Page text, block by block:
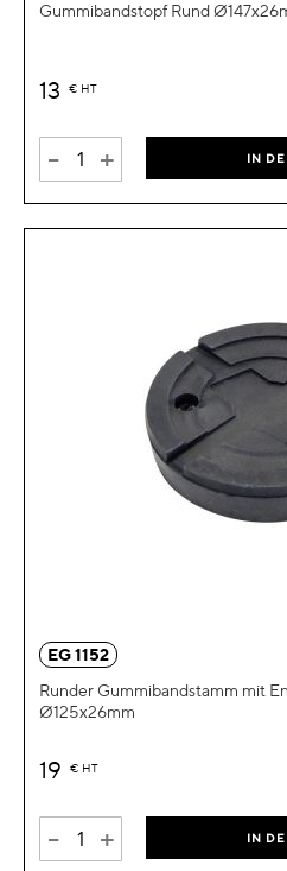
Gummibandstopf Rund
13 € HT
- + IN
EG 1152
Runder Gummibandstamm mit
Ø125x26mm
19 € HT
- + IN